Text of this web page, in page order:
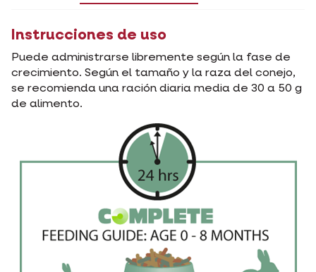
Instrucciones de uso
Puede administrarse libremente según la fase de
crecimiento. Según el tamaño y la raza del conejo,
se recomienda una ración diaria media de 30 a 50 g
de alimento.